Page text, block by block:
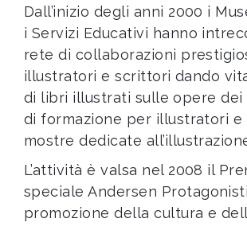
Dall’inizio degli anni 2000 i
i Servizi Educativi hanno
rete di collaborazioni
illustratori e scrittori dando
di libri illustrati sulle opere dei
di formazione per illustratori e
mostre dedicate
L’attività è valsa nel 2008 il
speciale Andersen
promozione della cultura e